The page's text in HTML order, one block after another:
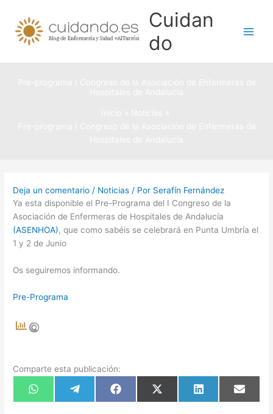
contenido
Cuidan
do
Deja un comentario / Noticias / Por Serafín Fernández
Ya esta disponible el Pre-Programa del I Congreso de la
Asociación de Enfermeras de Hospitales de Andalucía
(ASENHOA), que como sabéis se celebrará en Punta Umbría el
1 y 2 de Junio
Os seguiremos informando.
Pre-Programa
Comparte esta publicación:
Compartir
en
Compartir
en
Compartir
en
Compartir
en
Compartir
en
en